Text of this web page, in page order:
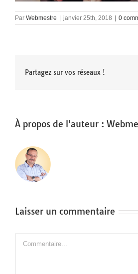
Par Webmestre janvier 25th, 2018 0
Partagez sur vos réseaux !
À propos de l'auteur :
Laisser un commentaire